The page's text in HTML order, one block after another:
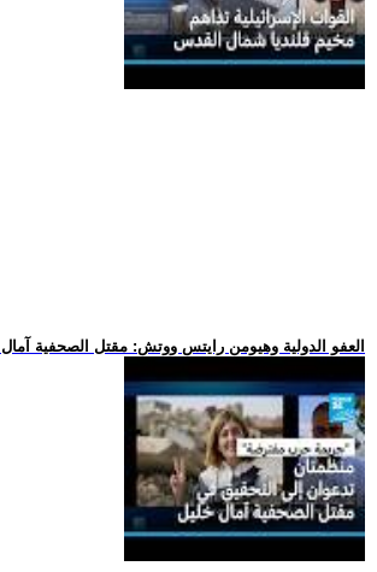
.. العفو الدولية وهيومن رايتس ووتش: مقتل الصحفية